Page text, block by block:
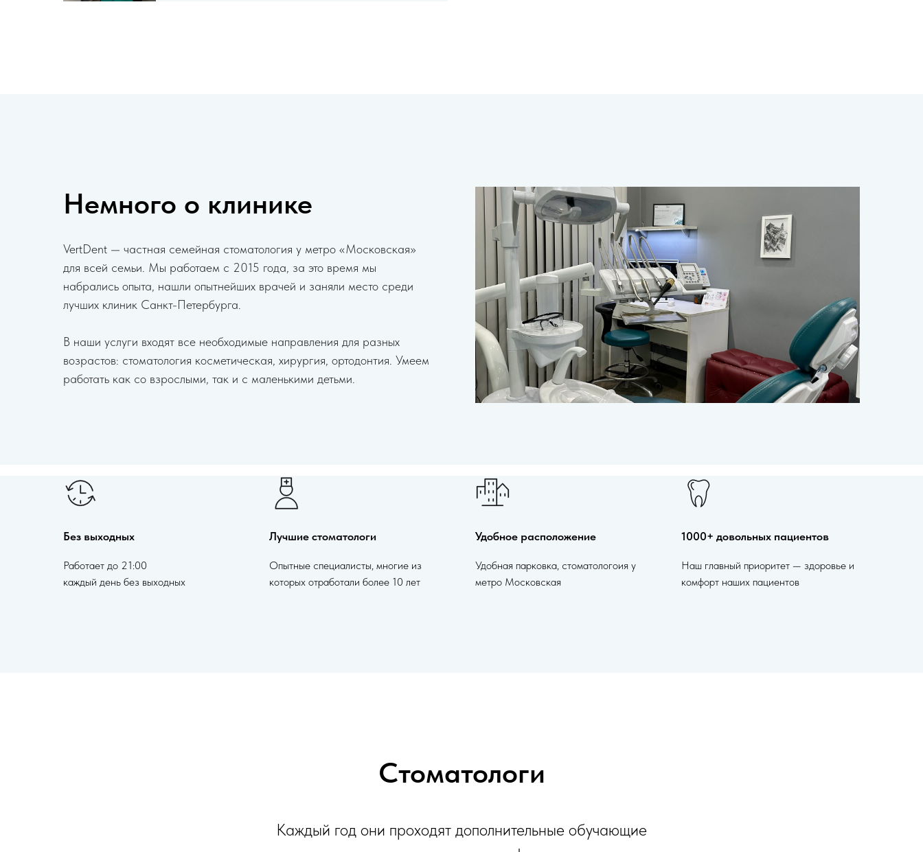
Немного о клинике
VertDent — частная семейная стоматология у метро «Московская»
для всей семьи. Мы работаем с 2015 года, за это время мы
набрались опыта, нашли опытнейших врачей и заняли место среди
лучших клиник Санкт-Петербурга.
В наши услуги входят все необходимые направления для разных
возрастов: стоматология косметическая, хирургия, ортодонтия. Умеем
работать как со взрослыми, так и с маленькими детьми.
Без выходных
Работает до 21:00
каждый день без выходных
Лучшие стоматологи
Опытные специалисты, многие из
которых отработали более 10 лет
Удобное расположение
Удобная парковка, стоматологоия у
метро Московская
1000+ довольных пациентов
Наш главный приоритет — здоровье и
комфорт наших пациентов
Стоматологи
Каждый год они проходят дополнительные обучающие